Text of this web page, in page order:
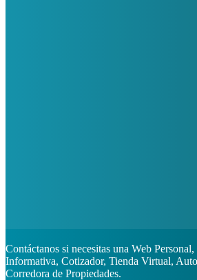
Contáctanos si necesitas una Web
Informativa, Cotizador, Tienda Virtual,
Corredora de Propiedades.